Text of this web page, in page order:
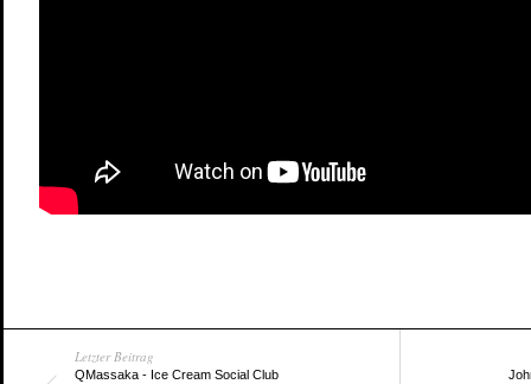
Letzter Beitrag
QMassaka - Ice Cream Social Club